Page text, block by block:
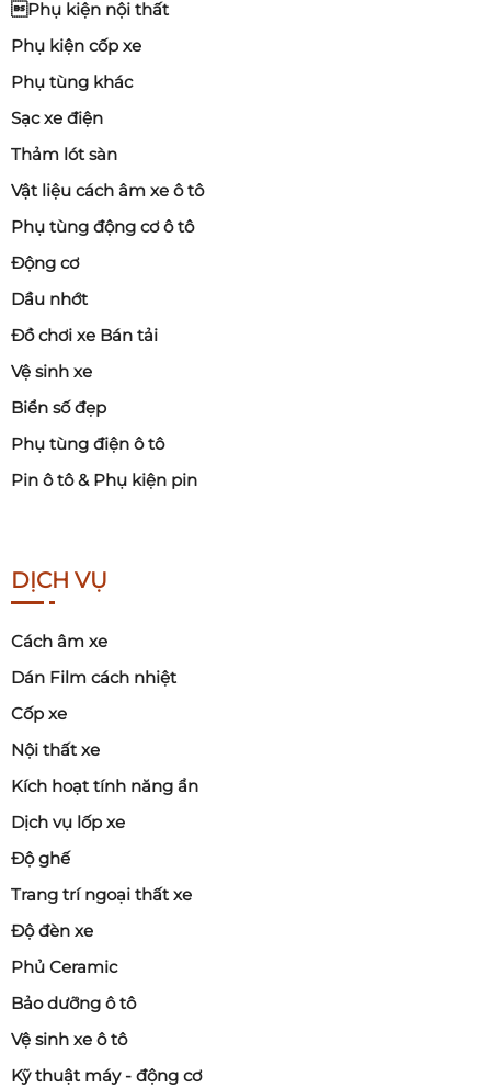
Phụ kiện nội thất
Phụ kiện cốp xe
Phụ tùng khác
Sạc xe điện
Thảm lót sàn
Vật liệu cách âm xe ô tô
Phụ tùng động cơ ô tô
Động cơ
Dầu nhớt
Đồ chơi xe Bán tải
Vệ sinh xe
Biển số đẹp
Phụ tùng điện ô tô
Pin ô tô & Phụ kiện pin
DỊCH VỤ
Cách âm xe
Dán Film cách nhiệt
Cốp xe
Nội thất xe
Kích hoạt tính năng ẩn
Dịch vụ lốp xe
Độ ghế
Trang trí ngoại thất xe
Độ đèn xe
Phủ Ceramic
Bảo dưỡng ô tô
Vệ sinh xe ô tô
Kỹ thuật máy - động cơ